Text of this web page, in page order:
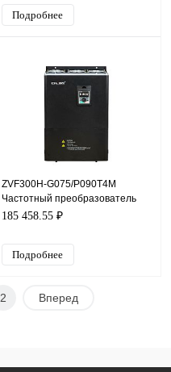
Подробнее
ZVF300H-G075/P090T4M
Частотный преобразователь
ZVF300H, 380В, 75кВт, 150А
185 458.55 ₽
Подробнее
2 Вперед